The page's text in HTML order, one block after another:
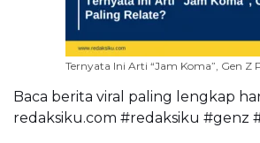
Ternyata Ini Arti “Jam Koma”, Gen Z
Baca berita viral paling lengkap
redaksiku.com #redaksiku #genz